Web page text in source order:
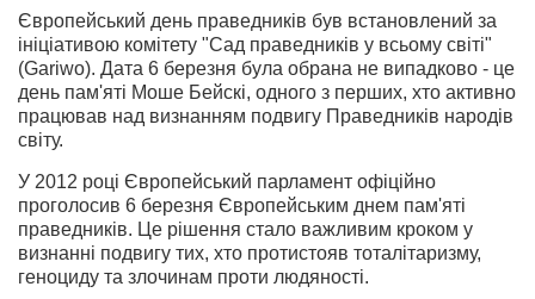
Європейський день праведників був встановлений за
ініціативою комітету "Сад праведників у всьому світі"
(Gariwo). Дата 6 березня була обрана не випадково - це
день пам'яті Моше Бейскі, одного з перших, хто активно
працював над визнанням подвигу Праведників народів
світу.
У 2012 році Європейський парламент офіційно
проголосив 6 березня Європейським днем пам'яті
праведників. Це рішення стало важливим кроком у
визнанні подвигу тих, хто протистояв тоталітаризму,
геноциду та злочинам проти людяності.